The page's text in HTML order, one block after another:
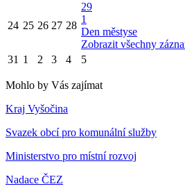
24 25 26 27 28
29
1
Den městyse
Zobrazit všechny
31 1 2 3 4 5
Mohlo by Vás zajímat
Kraj Vyšočina
Svazek obcí pro komunální služby
Ministerstvo pro místní rozvoj
Nadace ČEZ